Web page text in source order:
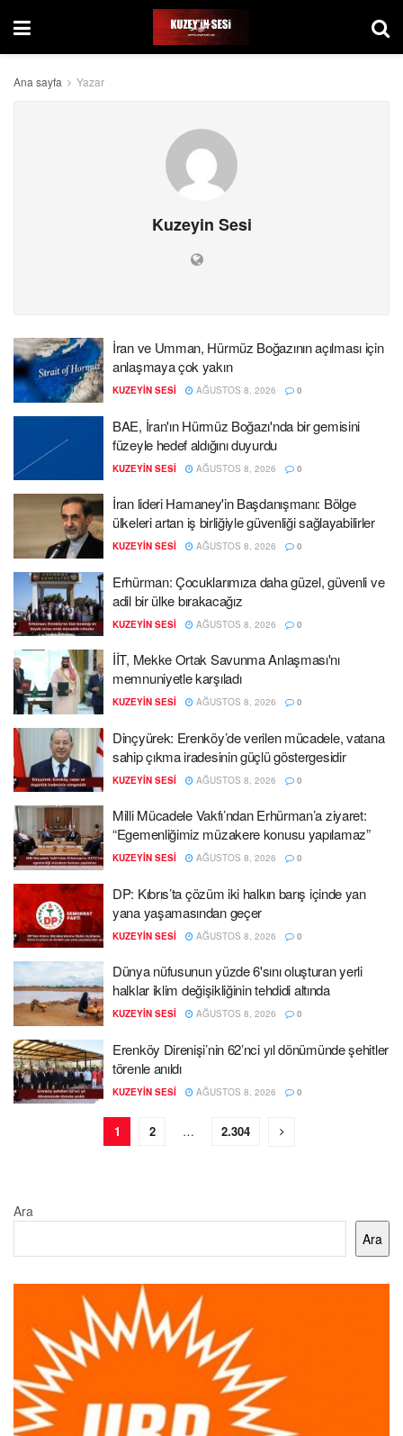
Ana sayfa Yazar
Kuzeyin Sesi
İran ve Umman, Hürmüz Boğazının açılması için
anlaşmaya çok yakın
KUZEYIN SESI AĞUSTOS 8, 2026 0
BAE, İran'ın Hürmüz Boğazı'nda bir gemisini
füzeyle hedef aldığını duyurdu
KUZEYIN SESI AĞUSTOS 8, 2026 0
İran lideri Hamaney'in Başdanışmanı: Bölge
ülkeleri artan iş birliğiyle güvenliği sağlayabilirler
KUZEYIN SESI AĞUSTOS 8, 2026 0
Erhürman: Çocuklarımıza daha güzel, güvenli ve
adil bir ülke bırakacağız
KUZEYIN SESI AĞUSTOS 8, 2026 0
İİT, Mekke Ortak Savunma Anlaşması'nı
memnuniyetle karşıladı
KUZEYIN SESI AĞUSTOS 8, 2026 0
Dinçyürek: Erenköy’de verilen mücadele, vatana
sahip çıkma iradesinin güçlü göstergesidir
KUZEYIN SESI AĞUSTOS 8, 2026 0
Milli Mücadele Vakfı’ndan Erhürman’a ziyaret:
“Egemenliğimiz müzakere konusu yapılamaz”
KUZEYIN SESI AĞUSTOS 8, 2026 0
DP: Kıbrıs’ta çözüm iki halkın barış içinde yan
yana yaşamasından geçer
KUZEYIN SESI AĞUSTOS 8, 2026 0
Dünya nüfusunun yüzde 6'sını oluşturan yerli
halklar iklim değişikliğinin tehdidi altında
KUZEYIN SESI AĞUSTOS 8, 2026 0
Erenköy Direnişi’nin 62’nci yıl dönümünde şehitler
törenle anıldı
KUZEYIN SESI AĞUSTOS 8, 2026 0
1 2 … 2.304
Ara
Ara